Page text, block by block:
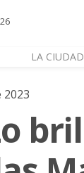
LA CIUDAD
2023